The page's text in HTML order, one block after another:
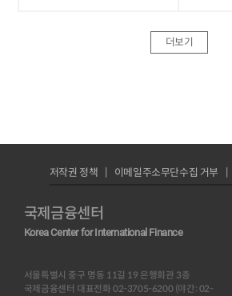
더보기
국제금융센터
Korea Center for International Finance
서울특별시 중구 명동 11길 19 은행회관 3층
국제금융센터 대표전화 02-3705-6200 (야간: 02-
저작권 정책 이메일주소무단수집 거부